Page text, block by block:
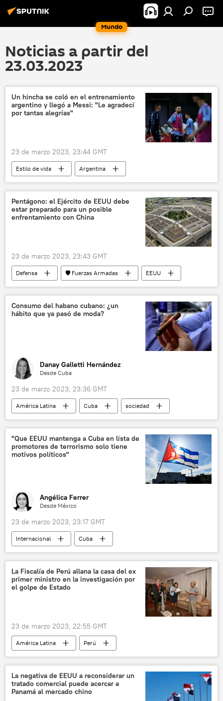
Mundo
Noticias a partir del
23.03.2023
Un hincha se coló en el entrenamiento
argentino y llegó a Messi: "Le agradecí
por tantas alegrías"
23 de marzo 2023, 23:44 GMT
Estilo de vida
Argentina
⚽ Deportes
Lionel Messi
Buenos Aires
Leandro Paredes
Asociación de Fútbol Argentino (AFA)
Pentágono: el Ejército de EEUU debe
estar preparado para un posible
enfrentamiento con China
23 de marzo 2023, 23:43 GMT
Defensa 🛡️ Fuerzas Armadas
EEUU
Lloyd Austin
China
Departamento de Defensa de EEUU
Cámara de Representantes de EEUU
Consumo del habano cubano: ¿un
hábito que ya pasó de moda?
Danay Galletti Hernández
Desde Cuba
23 de marzo 2023, 23:36 GMT
América Latina Cuba
sociedad
habano
Habanos S.A
📈 Mercados y finanzas
consumo
tabaco
💬 Opinión y Análisis
"Que EEUU mantenga a Cuba en lista de
promotores de terrorismo solo tiene
motivos políticos"
Angélica Ferrer
Desde México
23 de marzo 2023, 23:17 GMT
Internacional
Cuba
Antony J. Blinken
EEUU
terrorismo
política
Andrés Manuel López Obrador
México
Washington Casa Blanca
La Fiscalía de Perú allana la casa del ex
primer ministro en la investigación por
el golpe de Estado
23 de marzo 2023, 22:55 GMT
América Latina
Perú
📰 Crisis política en Perú tras la destitución de Castillo
Pedro Castillo
La negativa de EEUU a reconsiderar un
tratado comercial puede acercar a
Panamá al mercado chino